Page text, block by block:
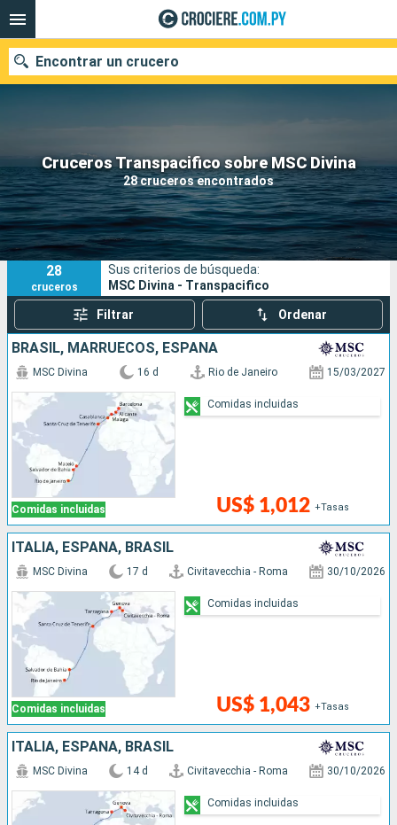
Cruceros Transpacifico sobre MSC Divina
28 cruceros encontrados
Encontrar un crucero
Nuestros destinos
Fecha de salida
Puertos Compañías
Buscar
28
cruceros
Sus criterios de búsqueda:
MSC Divina - Transpacifico
Filtrar Ordenar
BRASIL, MARRUECOS, ESPAÑA
Comidas incluidas
MSC Divina 16 d Rio de Janeiro 15/03/2027
US$ 1,012 +Tasas
Comidas incluidas
ITALIA, ESPAÑA, BRASIL
Comidas incluidas
MSC Divina 17 d Civitavecchia - Roma 30/10/2026
US$ 1,043 +Tasas
Comidas incluidas
ITALIA, ESPAÑA, BRASIL
MSC Divina 14 d Civitavecchia - Roma 30/10/2026
Comidas incluidas